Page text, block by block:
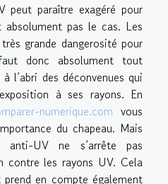
peut paraître exagéré pour
absolument pas le cas. Les
grande dangerosité pour
donc absolument tout
l’abri des déconvenues qui
à ses rayons. En
numerique.com vous
du chapeau. Mais
anti-UV ne s’arrête pas
contre les rayons UV. Cela
en compte également